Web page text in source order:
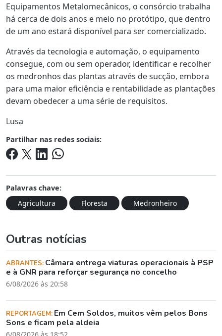
Equipamentos Metalomecânicos, o consórcio trabalha
há cerca de dois anos e meio no protótipo, que dentro
de um ano estará disponível para ser comercializado.
Através da tecnologia e automação, o equipamento
consegue, com ou sem operador, identificar e recolher
os medronhos das plantas através de sucção, embora
para uma maior eficiência e rentabilidade as plantações
devam obedecer a uma série de requisitos.
Lusa
Partilhar nas redes sociais:
Palavras chave:
Agricultura
Floresta Medronheiro
Outras notícias
ABRANTES: Câmara entrega viaturas operacionais à PSP
e à GNR para reforçar segurança no concelho
6/08/2026 às 20:58
REPORTAGEM: Em Cem Soldos, muitos vêm pelos Bons
Sons e ficam pela aldeia
6/08/2026 às 18:52